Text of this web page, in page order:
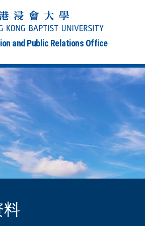
and Public Relations Office
料